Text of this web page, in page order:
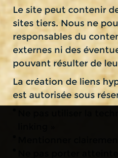
Le site peut contenir
sites tiers. Nous ne
responsables du
externes ni des
pouvant résulter de
La création de liens
est autorisée sous